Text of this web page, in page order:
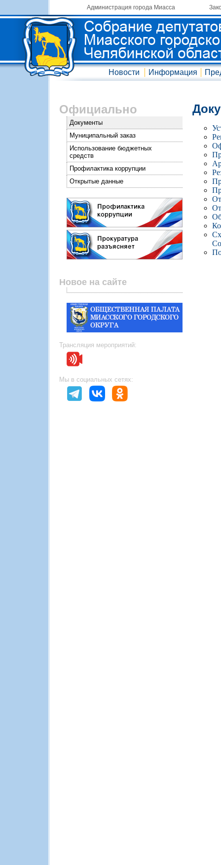
Администрация города Миасса
Новости Информация
Официально
Документы
Муниципальный заказ
Использование бюджетных
средств
Профилактика коррупции
Открытые данные
Новое на сайте
Трансляция мероприятий:
Мы в социальных сетях: